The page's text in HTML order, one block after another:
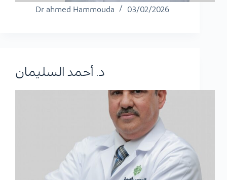
Dr ahmed Hammouda 03/02/2026
د. أحمد السليمان